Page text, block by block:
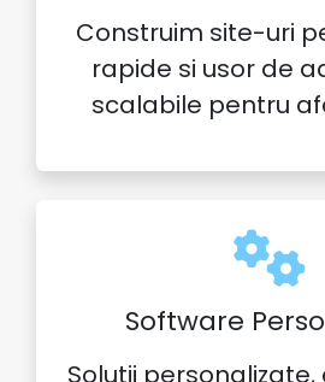
Construim site-uri
rapide si usor de
scalabile pentru
Software
Solutii personalizate,